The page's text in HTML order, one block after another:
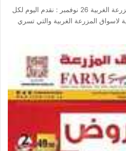
العروض الاسبوعية لاسواق المزرعة الغربية 26 نوفمبر : نقدم اليوم لكل
لاسواق المزرعة الغربية والتي تسري